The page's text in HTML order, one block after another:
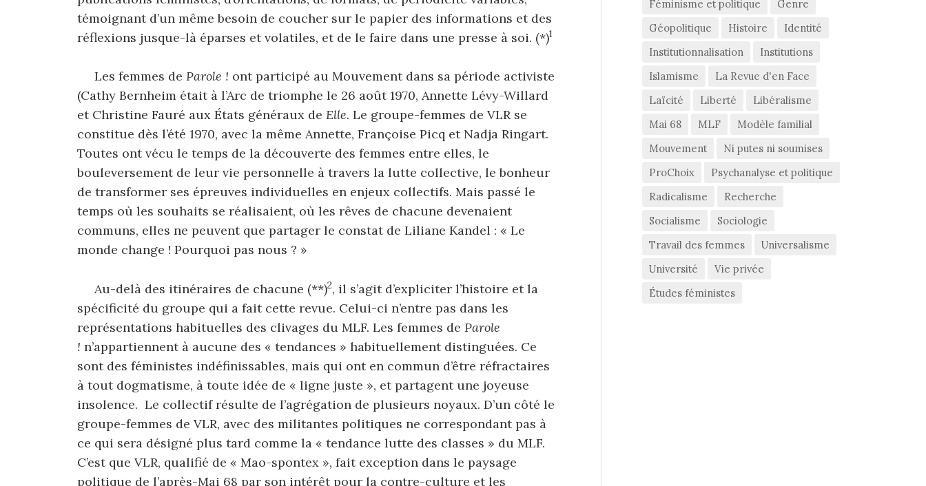
témoignant d’un même besoin de coucher sur le papier des informations et des
réflexions jusque-là éparses et volatiles, et de le faire dans une presse à soi. (*)1
Les femmes de Parole ! ont participé au Mouvement dans sa période activiste
(Cathy Bernheim était à l’Arc de triomphe le 26 août 1970, Annette Lévy-Willard
et Christine Fauré aux États généraux de Elle. Le groupe-femmes de VLR se
constitue dès l’été 1970, avec la même Annette, Françoise Picq et Nadja Ringart.
Toutes ont vécu le temps de la découverte des femmes entre elles, le
bouleversement de leur vie personnelle à travers la lutte collective, le bonheur
de transformer ses épreuves individuelles en enjeux collectifs. Mais passé le
temps où les souhaits se réalisaient, où les rêves de chacune devenaient
communs, elles ne peuvent que partager le constat de Liliane Kandel : « Le
monde change ! Pourquoi pas nous ? »
Au-delà des itinéraires de chacune (**)2, il s’agit d’expliciter l’histoire et la
spécificité du groupe qui a fait cette revue. Celui-ci n’entre pas dans les
représentations habituelles des clivages du MLF. Les femmes de Parole
! n’appartiennent à aucune des « tendances » habituellement distinguées. Ce
sont des féministes indéfinissables, mais qui ont en commun d’être réfractaires
à tout dogmatisme, à toute idée de « ligne juste », et partagent une joyeuse
insolence. Le collectif résulte de l’agrégation de plusieurs noyaux. D’un côté le
groupe-femmes de VLR, avec des militantes politiques ne correspondant pas à
ce qui sera désigné plus tard comme la « tendance lutte des classes » du MLF.
C’est que VLR, qualifié de « Mao-spontex », fait exception dans le paysage
politique de l’après-Mai 68 par son intérêt pour la contre-culture et les
Féminisme et politique
Genre
Géopolitique
Histoire
Identité
Institutionnalisation
Institutions
Islamisme
La Revue d'en Face
Laïcité
Liberté
Libéralisme
Mai 68
MLF
Modèle familial
Mouvement
Ni putes ni soumises
ProChoix
Psychanalyse et politique
Radicalisme
Recherche
Socialisme
Sociologie
Travail des femmes
Universalisme
Université
Vie privée
Études féministes